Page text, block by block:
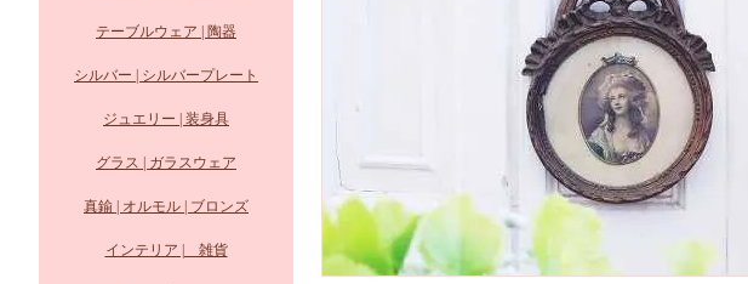
テーブルウェア | 陶器
シルバー | シルバープレート
ジュエリー | 装身具
グラス | ガラスウェア
真鍮 | オルモル | ブロンズ
インテリア | 雑貨